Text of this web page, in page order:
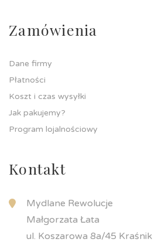
Zamówienia
Dane firmy
Płatności
Koszt i czas wysyłki
Jak pakujemy?
Program lojalnościowy
Kontakt
Mydlane Rewolucje
Małgorzata Łata
ul. Koszarowa 8a/45 Kraśnik